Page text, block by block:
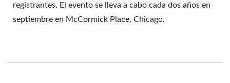
registrantes. El evento se lleva a cabo cada dos años en
septiembre en McCormick Place, Chicago.